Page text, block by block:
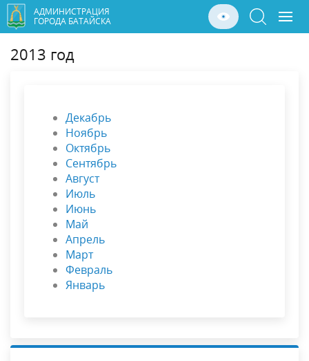
АДМИНИСТРАЦИЯ
ГОРОДА БАТАЙСКА
2013 год
Декабрь
Ноябрь
Октябрь
Сентябрь
Август
Июль
Июнь
Май
Апрель
Март
Февраль
Январь